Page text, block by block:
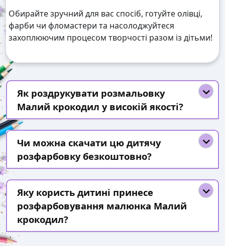
Обирайте зручний для вас спосіб, готуйте олівці,
фарби чи фломастери та насолоджуйтеся
захоплюючим процесом творчості разом із дітьми!
Як роздрукувати розмальовку
Малий крокодил у високій якості?
Чи можна скачати цю дитячу
розфарбовку безкоштовно?
Яку користь дитині принесе
розфарбовування малюнка Малий
крокодил?